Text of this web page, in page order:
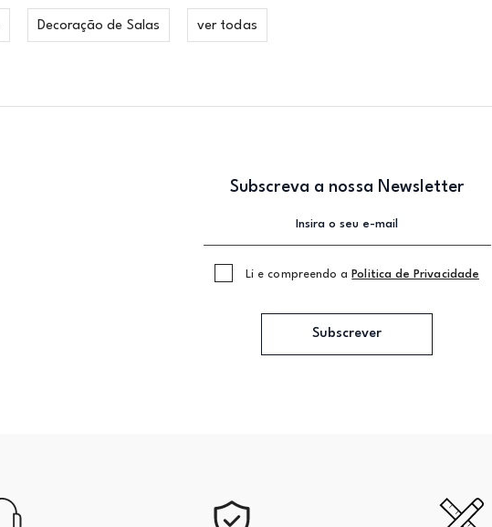
Decoração de Salas ver todas
Subscreva a nossa Newsletter
Li e compreendo a Politica de Privacidade
Subscrever